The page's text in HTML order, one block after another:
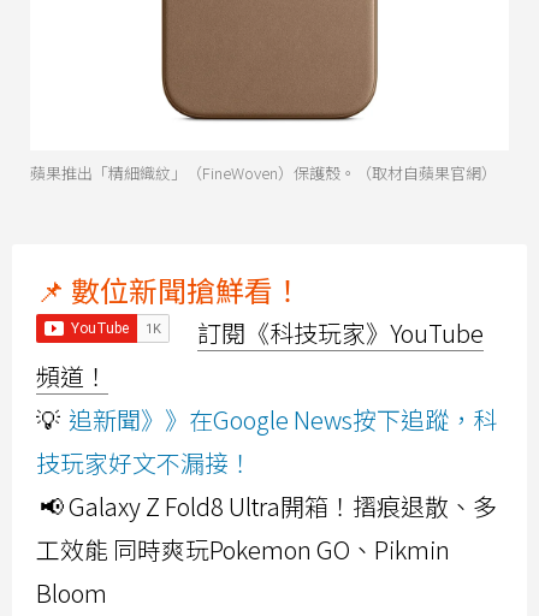
蘋果推出「精細織紋」（FineWoven）保護殼。（取材自蘋果官網）
📌 數位新聞搶鮮看！
訂閱《科技玩家》YouTube
頻道！
💡 追新聞》》在Google News按下追蹤，科
技玩家好文不漏接！
📢 Galaxy Z Fold8 Ultra開箱！摺痕退散、多
工效能 同時爽玩Pokemon GO、Pikmin
Bloom